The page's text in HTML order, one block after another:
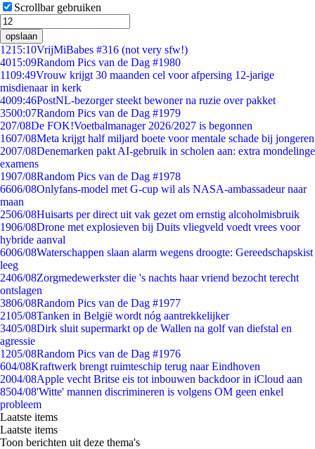
Scrollbar gebruiken
opslaan
1215:10VrijMiBabes #316 (not very sfw!)
4015:09Random Pics van de Dag #1980
1109:49Vrouw krijgt 30 maanden cel voor afpersing 12-jarige
misdienaar in kerk
4009:46PostNL-bezorger steekt bewoner na ruzie over pakket
3500:07Random Pics van de Dag #1979
207/08De FOK!Voetbalmanager 2026/2027 is begonnen
1607/08Meta krijgt half miljard boete voor mentale schade bij jongeren
2007/08Denemarken pakt AI-gebruik in scholen aan: extra mondelinge
examens
1907/08Random Pics van de Dag #1978
6606/08Onlyfans-model met G-cup wil als NASA-ambassadeur naar
maan
2506/08Huisarts per direct uit vak gezet om ernstig alcoholmisbruik
1906/08Drone met explosieven bij Duits vliegveld voedt vrees voor
hybride aanval
6006/08Waterschappen slaan alarm wegens droogte: Gereedschapskist
leeg
2406/08Zorgmedewerkster die 's nachts haar vriend bezocht terecht
ontslagen
3806/08Random Pics van de Dag #1977
2105/08Tanken in België wordt nóg aantrekkelijker
3405/08Dirk sluit supermarkt op de Wallen na golf van diefstal en
agressie
1205/08Random Pics van de Dag #1976
604/08Kraftwerk brengt ruimteschip terug naar Eindhoven
2004/08Apple vecht Britse eis tot inbouwen backdoor in iCloud aan
8504/08'Witte' mannen discrimineren is volgens OM geen enkel
probleem
Laatste items
Laatste items
Toon berichten uit deze thema's